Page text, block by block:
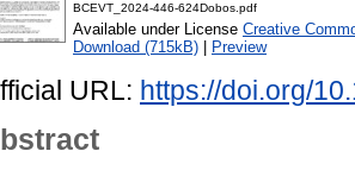
BCEVT_2024-446-624Dobos.pdf
Available under License Creative
Download (715kB)
Preview
URL: https://doi.org/